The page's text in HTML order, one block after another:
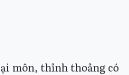
môn, thỉnh thoảng có